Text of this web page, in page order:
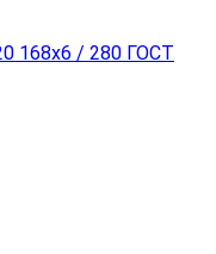
168x6 / 280 ГОСТ